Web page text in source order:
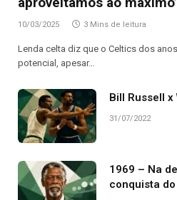
10/03/2025 3 Mins de leitura
Lenda celta diz que o Celtics dos
potencial, apesar…
Bill Russell x
31/07/2022
1969 – Na
conquista